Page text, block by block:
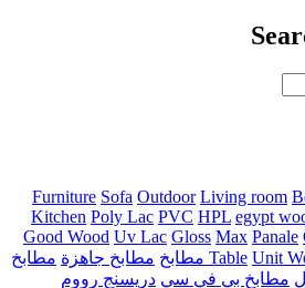
Furniture Sofa Outdoor Living room
Kitchen Poly Lac PVC HPL egypt
Good Wood Uv Lac Gloss Max Panale
Table Unit مطابخ جاهزة مطابخ
مطابخ بي في سي دريسنج رووم